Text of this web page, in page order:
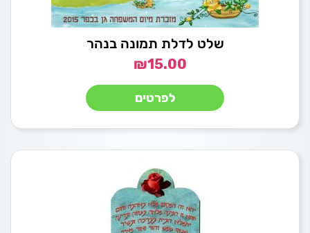
שלט לדלת תמונה בנהר
₪15.00
לפרטים